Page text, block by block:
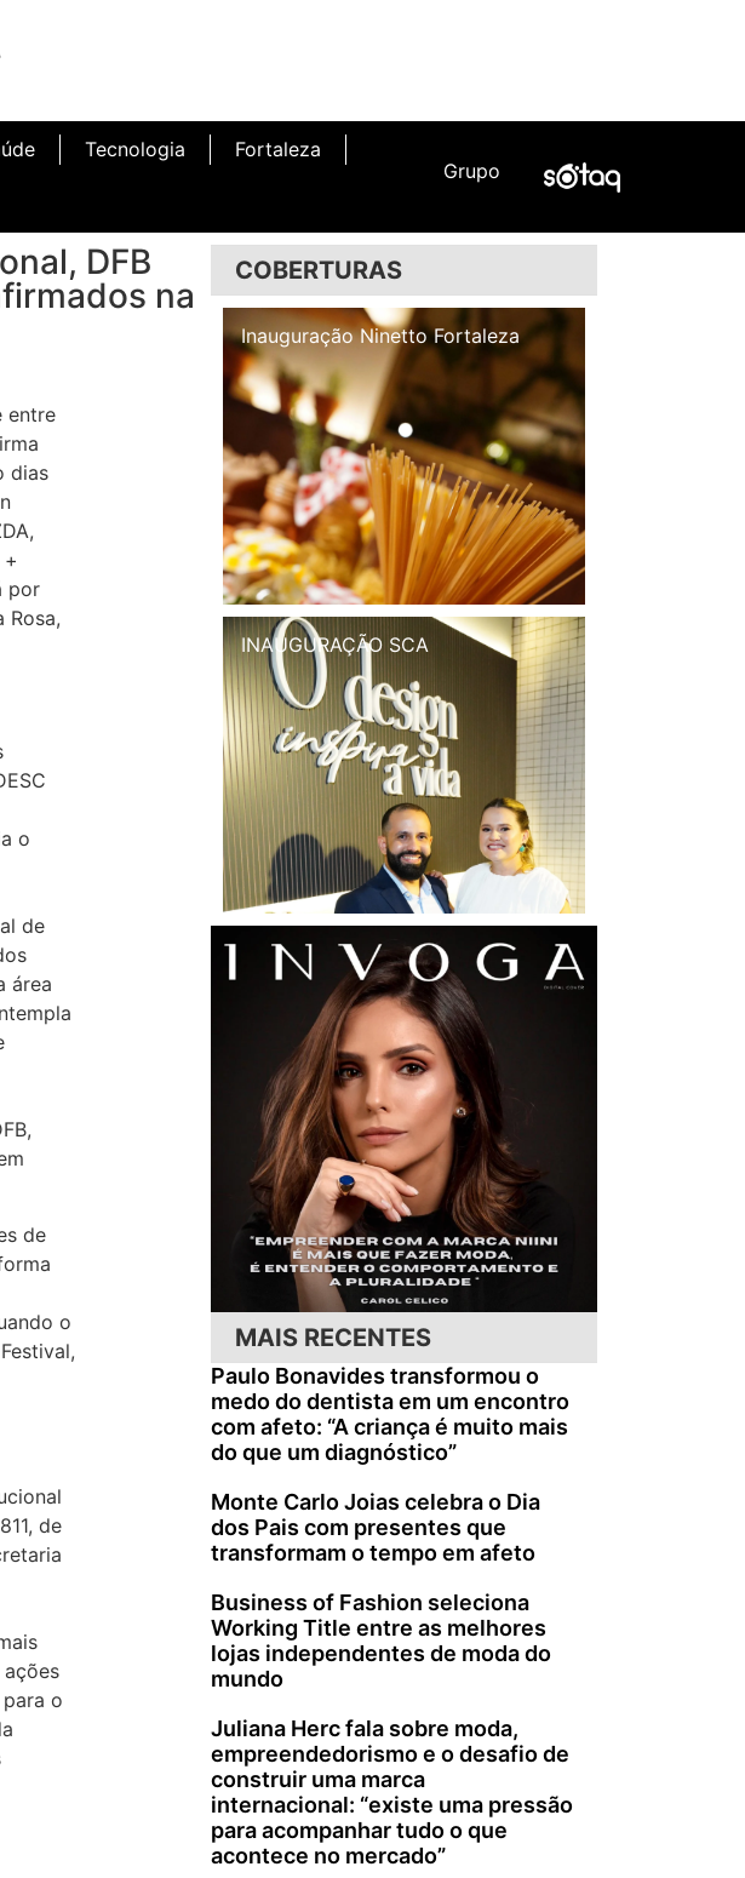
Tecnologia Fortaleza
Grupo
DFB
na
entre
dias
por
Rosa,
o
de
área
de
o
de
o
COBERTURAS
Inauguração Illa Café
INAUGURAÇÃO SCA
MAIS RECENTES
Paulo Bonavides transformou o
medo do dentista em um encontro
com afeto: “A criança é muito mais
do que um diagnóstico”
Monte Carlo Joias celebra o Dia
dos Pais com presentes que
transformam o tempo em afeto
Business of Fashion seleciona
Working Title entre as melhores
lojas independentes de moda do
mundo
Juliana Herc fala sobre moda,
empreendedorismo e o desafio de
construir uma marca
internacional: “existe uma pressão
para acompanhar tudo o que
acontece no mercado”